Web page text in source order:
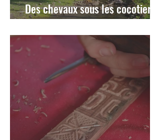
Des chevaux sous les cocotiers :
toute la poésie des Marquises